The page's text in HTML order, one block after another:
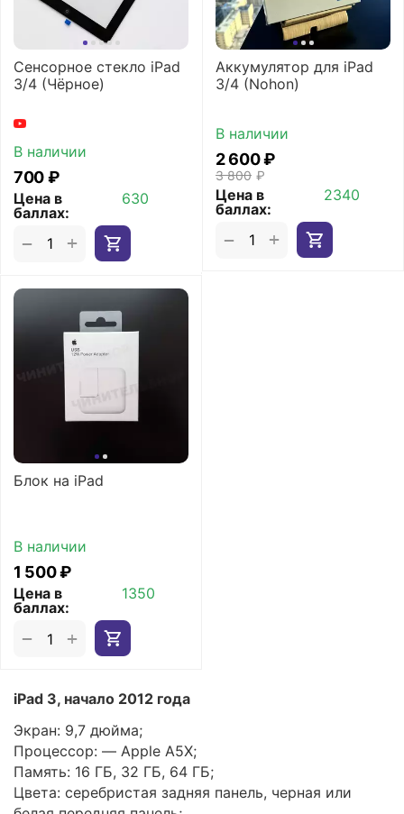
iPad 3, начало 2012 года
Экран: 9,7 дюйма;
Процессор: — Apple A5X;
Память: 16 ГБ, 32 ГБ, 64 ГБ;
Цвета: серебристая задняя панель, черная или
Сенсорное стекло iPad
3/4 (Чёрное)
В наличии
‍700‍₽
Цена в
баллах:
630
+
−
Аккумулятор для iPad
3/4 (Nohon)
В наличии
3 800 ₽
2 600₽
Цена в
баллах:
2340
+
−
Блок на iPad
В наличии
1 500₽
Цена в
баллах:
1350
+
−